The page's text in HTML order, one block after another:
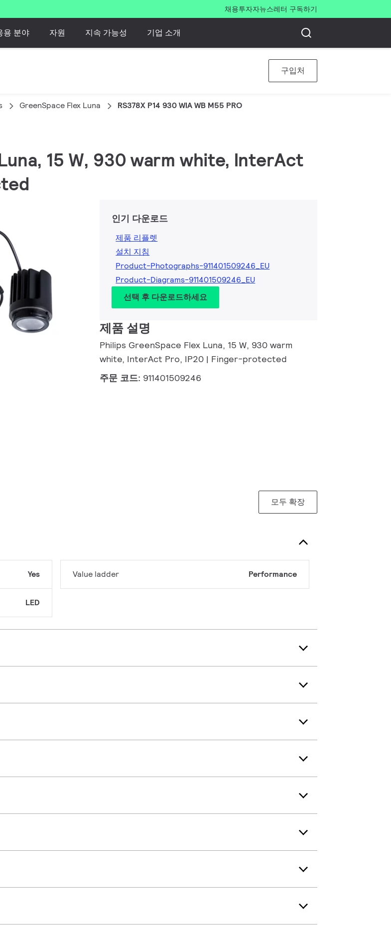
채용투자자뉴스레터 구독하기
용 분야 자원 지속 가능성 기업 소개
구입처
GreenSpace Flex Luna RS378X P14 930 WIA WB M55 PRO
15 W, 930 warm white, InterAct
인기 다운로드
제품 리플렛
설치 지침
Product-Photographs-911401509246_EU
Product-Diagrams-911401509246_EU
선택 후 다운로드하세요
제품 설명
Philips GreenSpace Flex Luna, 15 W, 930 warm
white, InterAct Pro, IP20 | Finger-protected
주문 코드: 911401509246
모두 확장
Yes
LED
Value ladder Performance